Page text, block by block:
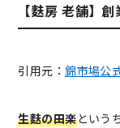
【麩房 老舗】
引用元：錦市場公
生麩の田楽という